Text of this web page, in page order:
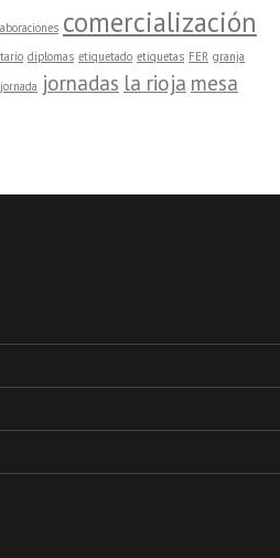
comercialización
diplomas etiquetado etiquetas FER granja
jornada jornadas la rioja mesa